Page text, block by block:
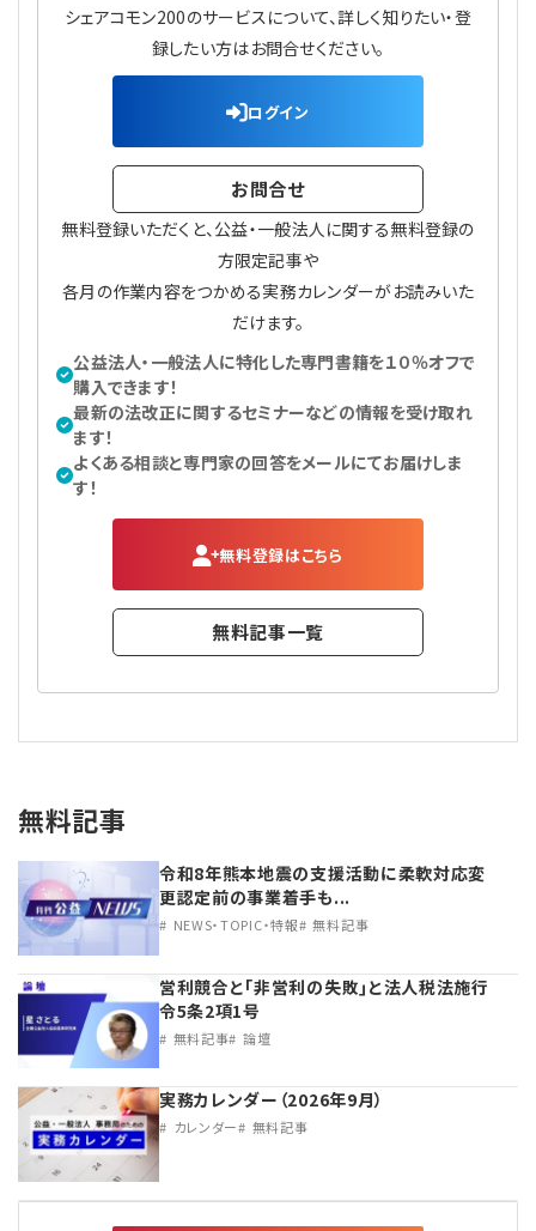
【連載】労務管理の歩き方
【連載】AI活用のすすめ
【連載】IT実務一問一答
シェアコモン200のサービスについて、詳しく知りたい・登
録したい方はお問合せください。
ログイン
お問合せ
無料登録いただくと、公益・一般法人に関する無料登録の
方限定記事や
各月の作業内容をつかめる実務カレンダーがお読みいた
だけます。
公益法人・一般法人に特化した専門書籍を１０％オフで
購入できます！
最新の法改正に関するセミナーなどの情報を受け取れ
ます！
よくある相談と専門家の回答をメールにてお届けしま
す！
無料登録はこちら
無料記事一覧
無料記事
令和8年熊本地震の支援活動に柔軟対応変
更認定前の事業着手も...
NEWS・TOPIC・特報 無料記事
営利競合と｢非営利の失敗｣と法人税法施行
令5条2項1号
無料記事 論壇
実務カレンダー（2026年9月）
カレンダー 無料記事